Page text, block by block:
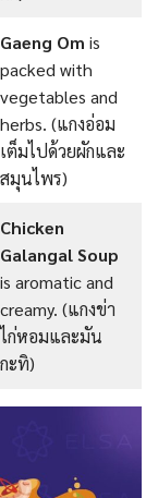
Gaeng Om is
packed with
vegetables and
herbs. (แกงอ่อม
เต็มไปด้วยผักและ
สมุนไพร)
Chicken
Galangal Soup
is aromatic and
creamy. (แกงข่า
ไก่หอมและมัน
กะทิ)